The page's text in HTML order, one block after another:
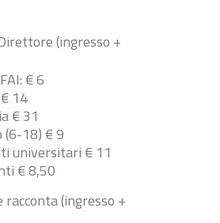
(ingresso +
€ 6
14
€ 31
(6-18) € 9
universitari € 11
€ 8,50
racconta (ingresso +